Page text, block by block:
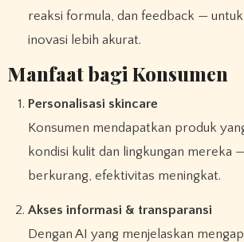
reaksi formula, dan feedback —
inovasi lebih akurat.
Manfaat bagi Konsumen
Personalisasi skincare
Konsumen mendapatkan produk
kondisi kulit dan lingkungan mereka
berkurang, efektivitas meningkat.
Akses informasi & transparansi
Dengan AI yang menjelaskan